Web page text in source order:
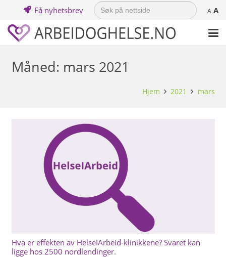
Få nyhetsbrev
Search
for: A A
Måned: mars 2021
Hjem 2021 mars
Hva er effekten av HelseIArbeid-klinikkene? Svaret kan
ligge hos 2500 nordlendinger.